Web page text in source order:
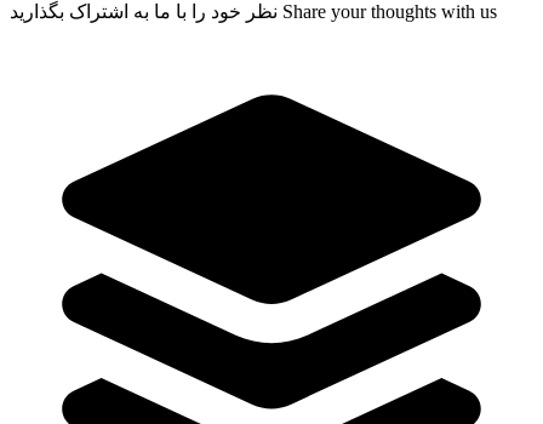
نظر خود را با ما به اشتراک بگذارید Share your thoughts with us